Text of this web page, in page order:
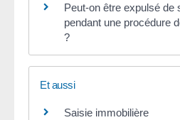
Peut-on être expulsé de
pendant une procédure
?
Et aussi
Saisie immobilière